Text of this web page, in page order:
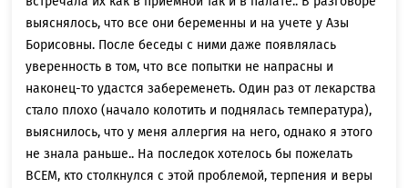
выяснялось, что все они беременны и на учете у Азы
Борисовны. После беседы с ними даже появлялась
уверенность в том, что все попытки не напрасны и
наконец-то удастся забеременеть. Один раз от лекарства
стало плохо (начало колотить и поднялась температура),
выяснилось, что у меня аллергия на него, однако я этого
не знала раньше.. На последок хотелось бы пожелать
ВСЕМ, кто столкнулся с этой проблемой, терпения и веры